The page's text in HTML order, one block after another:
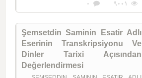
9001
0
Şemsetdin Saminin Esatir Adlı
Eserinin Transkripsiyonu Ve
Dinler Tarixi Açısından
Değerlendirmesi